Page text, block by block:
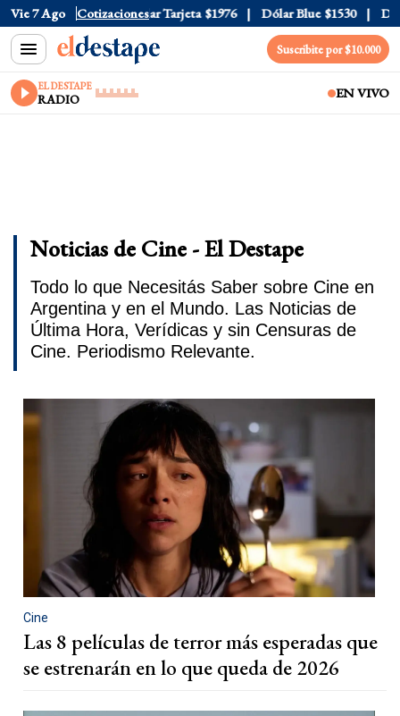
Vie 7 Ago Cotizaciones
$1520 Dólar Tarjeta $1976 Dólar Blue $1530 Dólar
Suscribite por $10.000
EL DESTAPE
RADIO EN VIVO
Noticias de Cine - El Destape
Todo lo que Necesitás Saber sobre Cine en
Argentina y en el Mundo. Las Noticias de
Última Hora, Verídicas y sin Censuras de
Cine. Periodismo Relevante.
Cine
Las 8 películas de terror más esperadas que
se estrenarán en lo que queda de 2026